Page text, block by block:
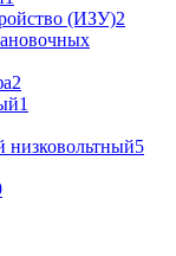
(ИЗУ)2
2
1
низковольтный5